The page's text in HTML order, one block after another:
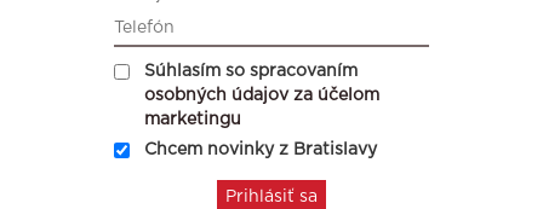
Súhlasím so spracovaním
osobných údajov za účelom
marketingu
Chcem novinky z Bratislavy